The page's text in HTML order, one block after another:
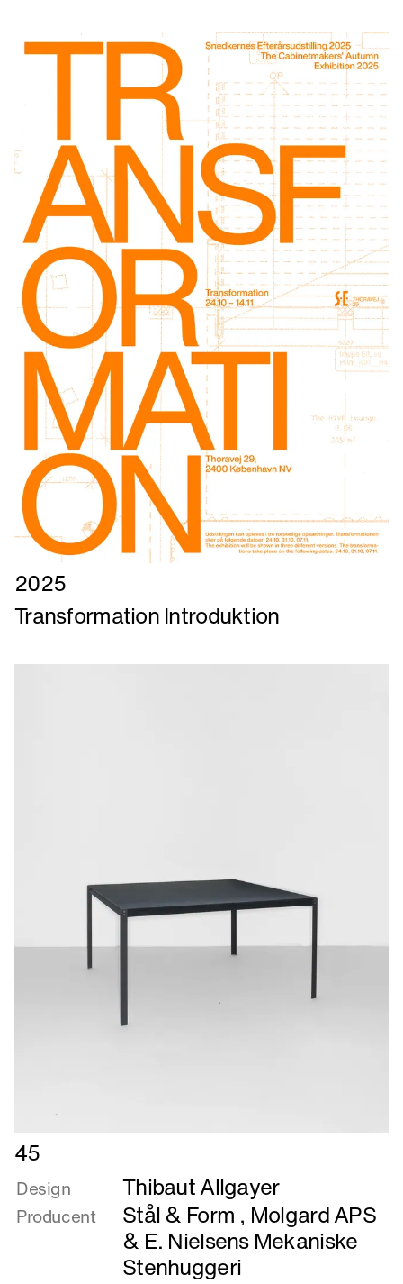
Læs
mere
om
Introduktion
2025
Transformation Introduktion
Læs
mere
om
45
45
Design Thibaut Allgayer
Producent Stål & Form , Molgard APS
& E. Nielsens Mekaniske
Stenhuggeri